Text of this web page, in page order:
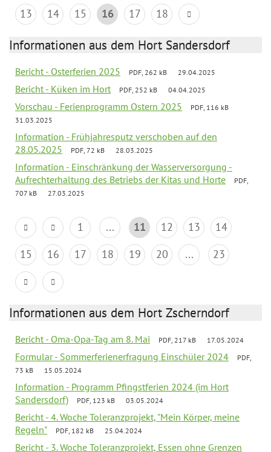
13
14 15 16 17 18
Informationen aus dem Hort Sandersdorf
Bericht - Osterferien 2025 PDF, 262 kB 29.04.2025
Bericht - Küken im Hort PDF, 252 kB 04.04.2025
Vorschau - Ferienprogramm Ostern 2025
PDF, 116 kB
31.03.2025
Information - Frühjahresputz verschoben auf den
28.05.2025
PDF, 72 kB 28.03.2025
Information - Einschränkung der Wasserversorgung -
Aufrechterhaltung des Betriebs der Kitas und Horte
PDF,
707 kB
27.03.2025
1 ... 11 12 13
14
15
16 17 18 19 20 ... 23
Informationen aus dem Hort Zscherndorf
Bericht - Oma-Opa-Tag am 8. Mai PDF, 217 kB 17.05.2024
Formular - Sommerferienerfragung Einschüler 2024
PDF,
73 kB
15.05.2024
Information - Programm Pfingstferien 2024 (im Hort
Sandersdorf)
PDF, 123 kB 03.05.2024
Bericht - 4. Woche Toleranzprojekt, "Mein Körper, meine
Regeln"
PDF, 182 kB 25.04.2024
Bericht - 3. Woche Toleranzprojekt, Essen ohne Grenzen